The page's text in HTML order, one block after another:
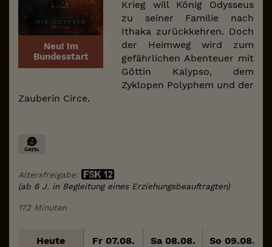
Neu! Im
Bundesstart
Krieg will König Odysseus
zu seiner Familie nach
Ithaka zurückkehren. Doch
der Heimweg wird zum
gefährlichen Abenteuer mit
Göttin Kalypso, dem
Zyklopen Polyphem und der
Zauberin Circe.
Altersfreigabe:
(ab 6 J. in Begleitung eines Erziehungsbeauftragten)
172 Minuten
Heute Fr 07.08. Sa 08.08. So 09.08.